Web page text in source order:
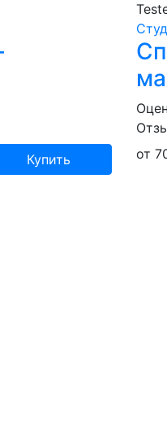
Купить
от